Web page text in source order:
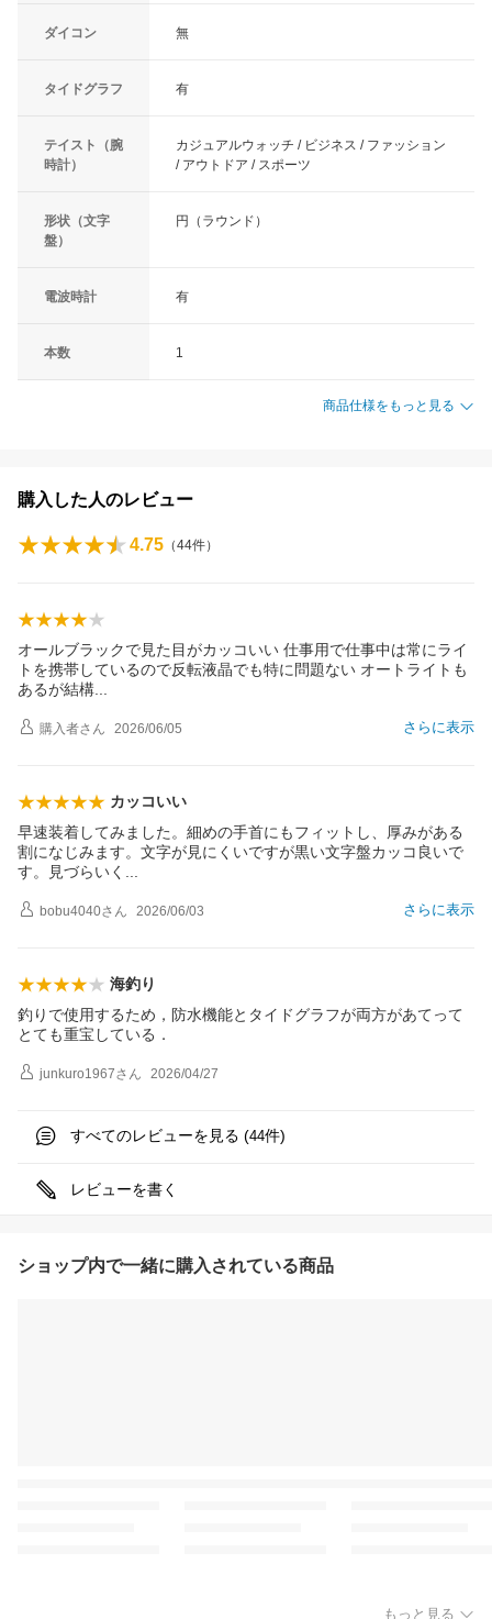
ダイコン 無
タイドグラフ 有
テイスト（腕
時計）
カジュアルウォッチ / ビジネス / ファッション
/ アウトドア / スポーツ
形状（文字
盤）
円（ラウンド）
電波時計 有
本数 1
商品仕様をもっと見る
購入した人のレビュー
4.75 （44件）
オールブラックで見た目がカッコいい 仕事用で仕事中は常にライ
トを携帯しているので反転液晶でも特に問題ない オートライトも
あるが結構
さらに表示
購入者さん 2026/06/05
カッコいい
早速装着してみました。細めの手首にもフィットし、厚みがある
割になじみます。文字が見にくいですが黒い文字盤カッコ良いで
す。見づらいく
さらに表示
bobu4040さん 2026/06/03
海釣り
釣りで使用するため，防水機能とタイドグラフが両方があてって
とても重宝している．
junkuro1967さん 2026/04/27
すべてのレビューを見る (44件)
レビューを書く
ショップ内で一緒に購入されている商品
もっと見る